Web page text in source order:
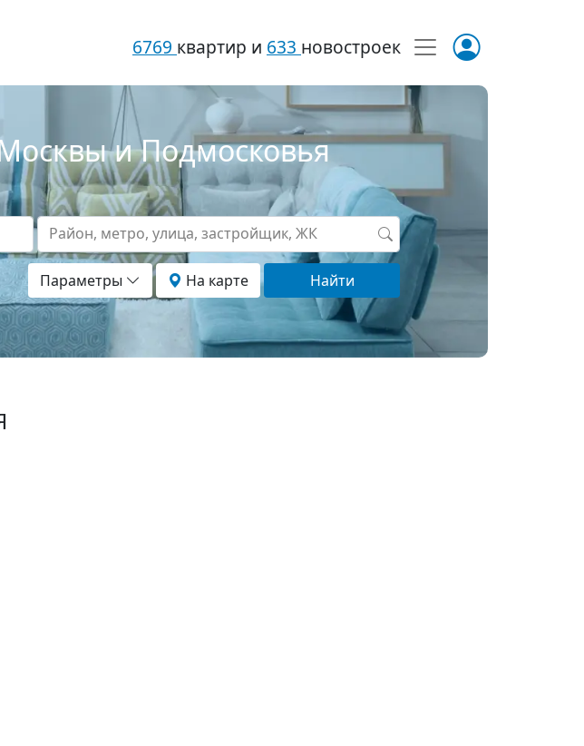
6769 квартир и 633 новостроек
и Подмосковья
Район, метро, улица, застройщик, ЖК
Параметры На карте Найти